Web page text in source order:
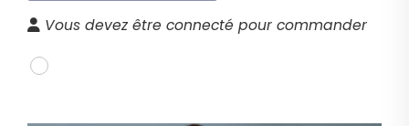
Vous devez être connecté pour commander